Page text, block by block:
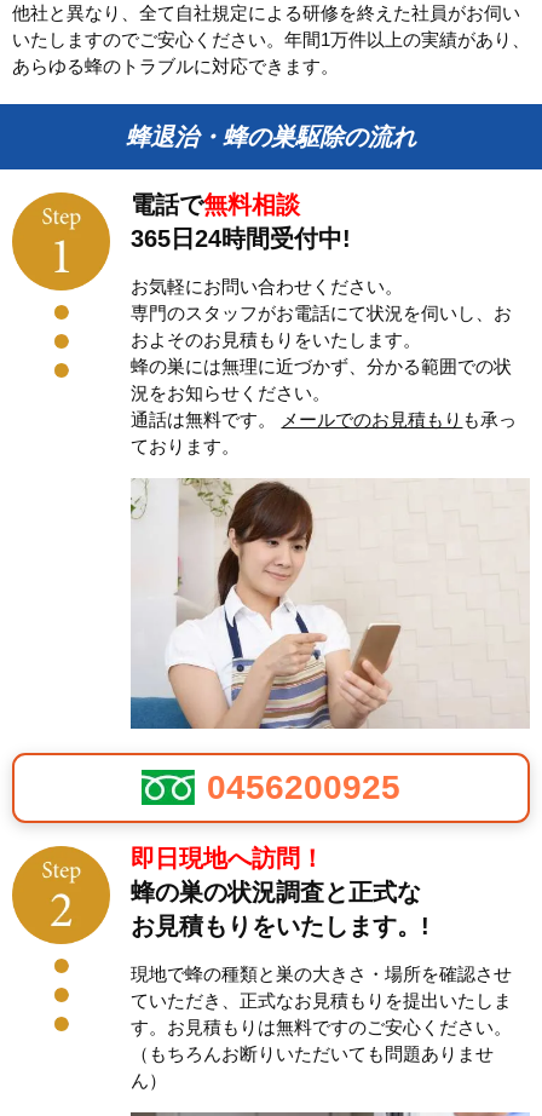
他社と異なり、全て自社規定による研修を終えた社員がお伺い
いたしますのでご安心ください。年間1万件以上の実績があり、
あらゆる蜂のトラブルに対応できます。
蜂退治・蜂の巣駆除の流れ
電話で無料相談
365日24時間受付中!
お気軽にお問い合わせください。
専門のスタッフがお電話にて状況を伺いし、お
およそのお見積もりをいたします。
蜂の巣には無理に近づかず、分かる範囲での状
況をお知らせください。
通話は無料です。
メールでのお見積もり も承っ
ております。
0456200925
即日現地へ訪問！
蜂の巣の状況調査と正式な
お見積もりをいたします。!
現地で蜂の種類と巣の大きさ・場所を確認させ
ていただき、正式なお見積もりを提出いたしま
す。お見積もりは無料ですのご安心ください。
（もちろんお断りいただいても問題ありませ
ん）